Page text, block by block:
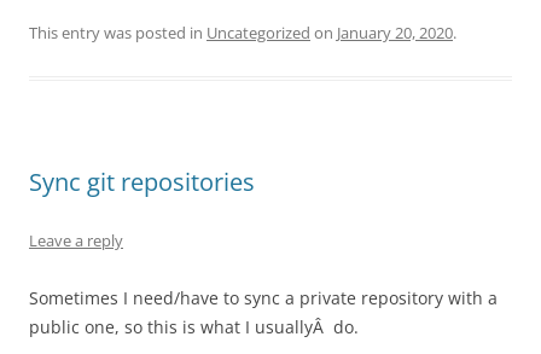
This entry was posted in Uncategorized on January 20, 2020.
Sync git repositories
Leave a reply
Sometimes I need/have to sync a private repository with a
public one, so this is what I usuallyÂ do.